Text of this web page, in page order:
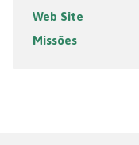
Web Site
Missões